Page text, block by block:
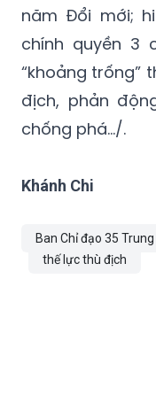
năm Đổi mới;
chính quyền 3
“khoảng trống”
địch, phản
chống phá…/.
Khánh Chi
Ban Chỉ đạo 35
thế lực thù địch